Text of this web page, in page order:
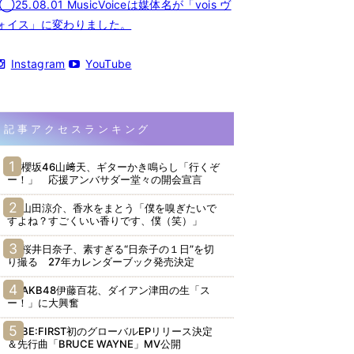
◯25.08.01 MusicVoiceは媒体名が「vois ヴ
イス」に変わりました。
Instagram YouTube
記事アクセスランキング
櫻坂46山﨑天、ギターかき鳴らし「行くぞ
ー！」 応援アンバサダー堂々の開会宣言
山田涼介、香水をまとう「僕を嗅ぎたいで
すよね？すごくいい香りです、僕（笑）」
桜井日奈子、素すぎる“日奈子の１日”を切
り撮る 27年カレンダーブック発売決定
AKB48伊藤百花、ダイアン津田の生「ス
ー！」に大興奮
BE:FIRST初のグローバルEPリリース決定
＆先行曲「BRUCE WAYNE」MV公開